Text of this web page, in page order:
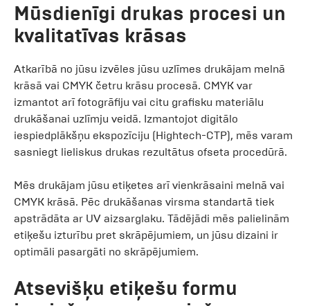
Mūsdienīgi drukas procesi un
kvalitatīvas krāsas
Atkarībā no jūsu izvēles jūsu uzlīmes drukājam melnā
krāsā vai CMYK četru krāsu procesā. CMYK var
izmantot arī fotogrāfiju vai citu grafisku materiālu
drukāšanai uzlīmju veidā. Izmantojot digitālo
iespiedplākšņu ekspozīciju (Hightech-CTP), mēs varam
sasniegt lieliskus drukas rezultātus ofseta procedūrā.
Mēs drukājam jūsu etiķetes arī vienkrāsaini melnā vai
CMYK krāsā. Pēc drukāšanas virsma standartā tiek
apstrādāta ar UV aizsarglaku. Tādējādi mēs palielinām
etiķešu izturību pret skrāpējumiem, un jūsu dizaini ir
optimāli pasargāti no skrāpējumiem.
Atsevišķu etiķešu formu